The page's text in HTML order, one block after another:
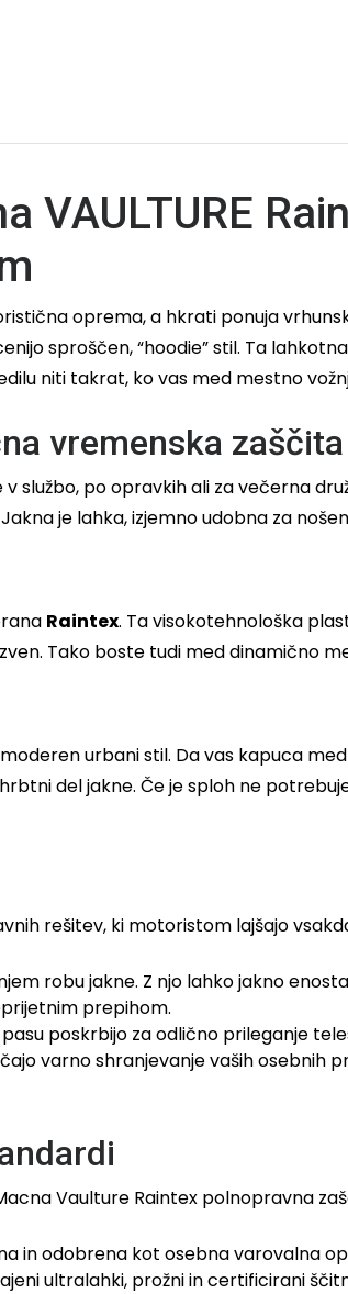
VAULTURE
oprema, a hkrati ponuja
sproščen, “hoodie” stil. Ta
niti takrat, ko vas med mestno
vremenska zaščita
službo, po opravkih ali za večerna
je lahka, izjemno udobna za
Raintex. Ta visokotehnološka
Tako boste tudi med dinamično
urbani stil. Da vas kapuca
del jakne. Če je sploh ne
rešitev, ki motoristom lajšajo
robu jakne. Z njo lahko jakno
prepihom.
poskrbijo za odlično prileganje
varno shranjevanje vaših osebnih
Vaulture Raintex polnopravna
in odobrena kot osebna varovalna
ultralahki, prožni in certificirani